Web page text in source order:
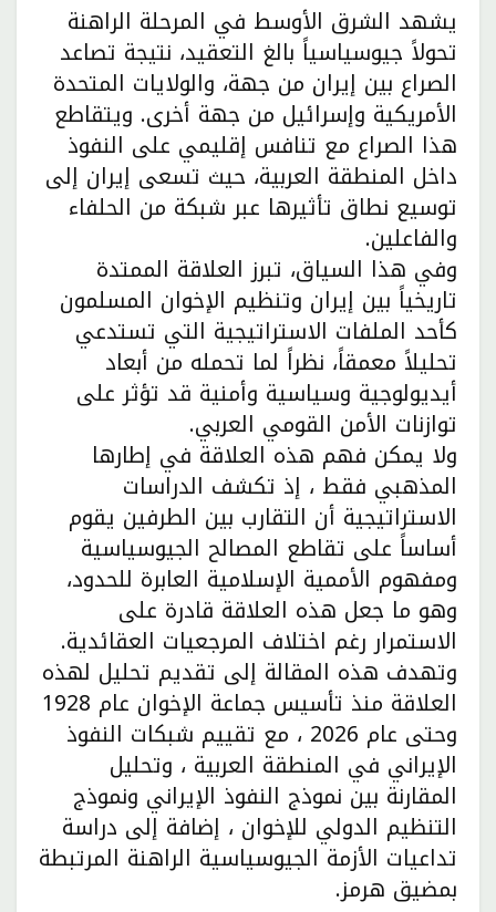
يشهد الشرق الأوسط في المرحلة الراهنة
تحولاً جيوسياسياً بالغ التعقيد، نتيجة تصاعد
الصراع بين إيران من جهة، والولايات المتحدة
الأمريكية وإسرائيل من جهة أخرى. ويتقاطع
هذا الصراع مع تنافس إقليمي على النفوذ
داخل المنطقة العربية، حيث تسعى إيران إلى
توسيع نطاق تأثيرها عبر شبكة من الحلفاء
والفاعلين.
وفي هذا السياق، تبرز العلاقة الممتدة
تاريخياً بين إيران وتنظيم الإخوان المسلمون
كأحد الملفات الاستراتيجية التي تستدعي
تحليلاً معمقاً، نظراً لما تحمله من أبعاد
أيديولوجية وسياسية وأمنية قد تؤثر على
توازنات الأمن القومي العربي.
ولا يمكن فهم هذه العلاقة في إطارها
المذهبي فقط ، إذ تكشف الدراسات
الاستراتيجية أن التقارب بين الطرفين يقوم
أساساً على تقاطع المصالح الجيوسياسية
ومفهوم الأممية الإسلامية العابرة للحدود،
وهو ما جعل هذه العلاقة قادرة على
الاستمرار رغم اختلاف المرجعيات العقائدية.
وتهدف هذه المقالة إلى تقديم تحليل لهذه
العلاقة منذ تأسيس جماعة الإخوان عام 1928
وحتى عام 2026 ، مع تقييم شبكات النفوذ
الإيراني في المنطقة العربية ، وتحليل
المقارنة بين نموذج النفوذ الإيراني ونموذج
التنظيم الدولي للإخوان ، إضافة إلى دراسة
تداعيات الأزمة الجيوسياسية الراهنة المرتبطة
بمضيق هرمز.